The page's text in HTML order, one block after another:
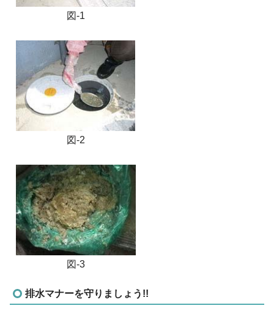
図-1
図-2
図-3
排水マナーを守りましょう!!